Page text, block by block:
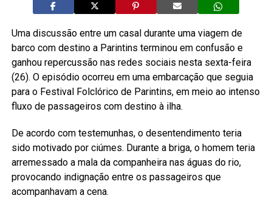
Uma discussão entre um casal durante uma viagem de
barco com destino a Parintins terminou em confusão e
ganhou repercussão nas redes sociais nesta sexta-feira
(26). O episódio ocorreu em uma embarcação que seguia
para o Festival Folclórico de Parintins, em meio ao intenso
fluxo de passageiros com destino à ilha.
De acordo com testemunhas, o desentendimento teria
sido motivado por ciúmes. Durante a briga, o homem teria
arremessado a mala da companheira nas águas do rio,
provocando indignação entre os passageiros que
acompanhavam a cena.